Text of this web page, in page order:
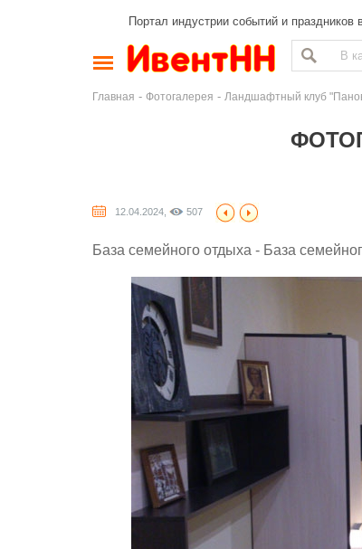
Портал индустрии событий и праздников
Главная - Фотогалерея - Ландшафтный клуб
12.04.2024, 507
База семейного отдыха - База